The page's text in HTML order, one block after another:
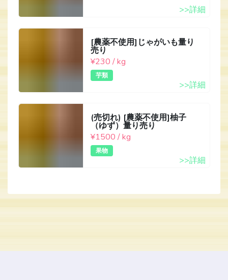
>>詳細
[農薬不使用]じゃがいも量り
売り
¥230 / kg
芋類
>>詳細
(売切れ) [農薬不使用]柚子
（ゆず）量り売り
¥1500 / kg
果物
>>詳細